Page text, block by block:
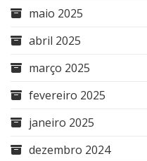
maio 2025
abril 2025
março 2025
fevereiro 2025
janeiro 2025
dezembro 2024